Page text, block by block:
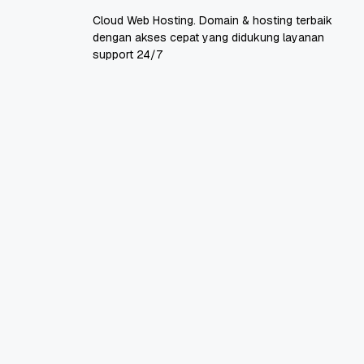
Cloud Web Hosting. Domain & hosting terbaik
dengan akses cepat yang didukung layanan
support 24/7